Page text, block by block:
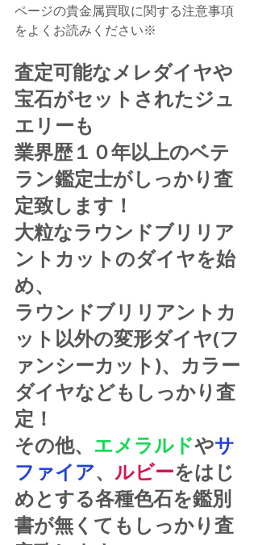
ページの貴金属買取に関する注意事項
をよくお読みください※
査定可能なメレダイヤや
宝石がセットされたジュ
エリーも
業界歴１０年以上のベテ
ラン鑑定士がしっかり査
定致します！
大粒なラウンドブリリア
ントカットのダイヤを始
め、
ラウンドブリリアントカ
ット以外の変形ダイヤ(フ
ァンシーカット)、カラー
ダイヤなどもしっかり査
定！
その他、 エメラルドやサ
ファイア、 ルビーをはじ
めとする各種色石を鑑別
書が無くてもしっかり査